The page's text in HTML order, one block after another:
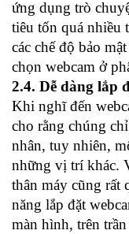
ứng dụng trò
tiêu tốn quá nhiều
các chế độ bảo
chọn webcam ở
2.4. Dễ dàng lắp
Khi nghĩ đến
cho rằng chúng
nhân, tuy nhiên,
những vị trí khác.
thân máy cũng rất
năng lắp đặt
màn hình, trên